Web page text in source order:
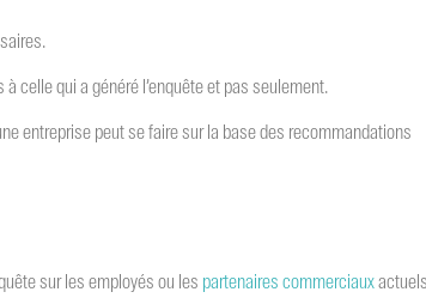
celle qui a généré l’enquête et pas seulement.
entreprise peut se faire sur la base des recommandations
sur les employés ou les partenaires commerciaux